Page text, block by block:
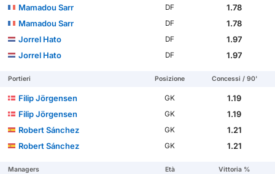
Mamadou Sarr
DF
1.78
Mamadou Sarr
DF
1.78
Jorrel Hato
DF
1.97
Jorrel Hato
DF 1.97
Portieri Posizione Concessi / 90'
Filip Jörgensen GK
1.19
Filip Jörgensen
GK
1.19
Robert Sánchez
GK
1.21
Robert Sánchez
GK 1.21
Managers Età Vittoria %